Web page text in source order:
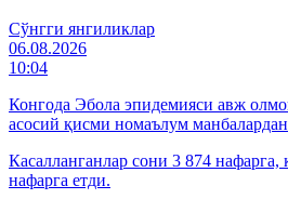
Cўнгги янгиликлар
06.08.2026
10:04
Конгода Эбола эпидемияси авж
асосий қисми номаълум манбалардан
Касалланганлар сони 3 874 нафарга,
нафарга етди.